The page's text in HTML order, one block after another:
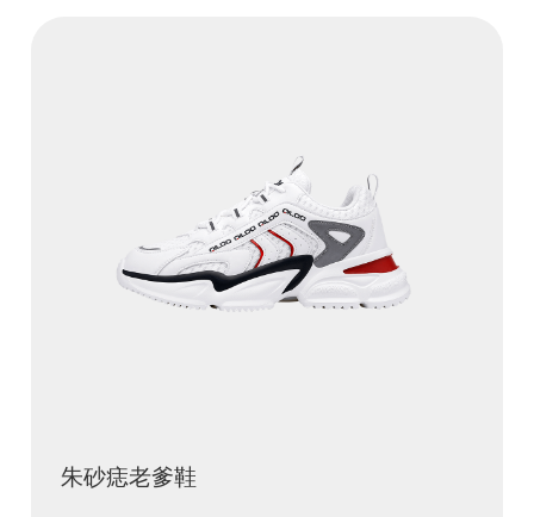
朱砂痣老爹鞋